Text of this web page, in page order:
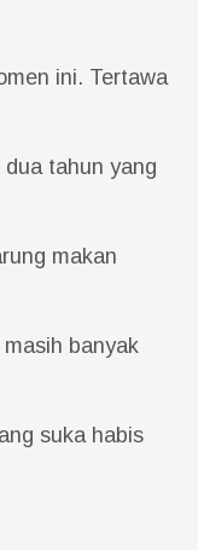
ini. Tertawa
tahun yang
makan
banyak
suka habis